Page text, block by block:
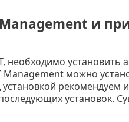
Management и
необходимо
Management можно
рекомендуем
установок.